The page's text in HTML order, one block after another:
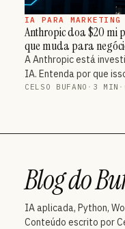
IA PARA MARKETING
Anthropic doa $20 mi
que muda para
A Anthropic está
IA. Entenda por que
CELSO BUFANO · 3 MIN ·
Blog do
IA aplicada, Python,
Conteúdo escrito por